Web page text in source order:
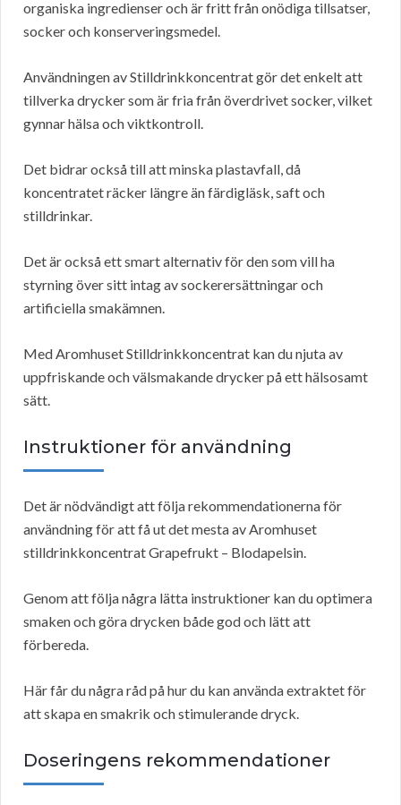
organiska ingredienser och är fritt från onödiga tillsatser,
socker och konserveringsmedel.
Användningen av Stilldrinkkoncentrat gör det enkelt att
tillverka drycker som är fria från överdrivet socker, vilket
gynnar hälsa och viktkontroll.
Det bidrar också till att minska plastavfall, då
koncentratet räcker längre än färdigläsk, saft och
stilldrinkar.
Det är också ett smart alternativ för den som vill ha
styrning över sitt intag av sockerersättningar och
artificiella smakämnen.
Med Aromhuset Stilldrinkkoncentrat kan du njuta av
uppfriskande och välsmakande drycker på ett hälsosamt
sätt.
Instruktioner för användning
Det är nödvändigt att följa rekommendationerna för
användning för att få ut det mesta av Aromhuset
stilldrinkkoncentrat Grapefrukt – Blodapelsin.
Genom att följa några lätta instruktioner kan du optimera
smaken och göra drycken både god och lätt att
förbereda.
Här får du några råd på hur du kan använda extraktet för
att skapa en smakrik och stimulerande dryck.
Doseringens rekommendationer